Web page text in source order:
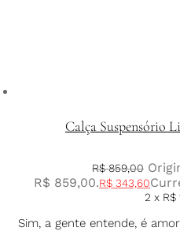
Calça Suspensório
R$859,00
R$ 859,00.R$ 343,60
2 x R$
Sim, a gente entende, é